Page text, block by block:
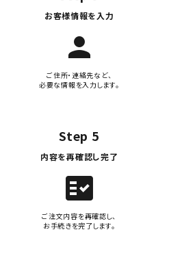
お客様情報を入力
person
ご住所・連絡先など、
必要な情報を入力します。
Step 5
内容を再確認し完了
fact_check
ご注文内容を再確認し、
お手続きを完了します。